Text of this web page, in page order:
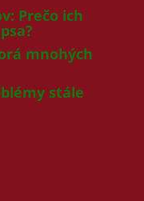
Prečo ich
mnohých
stále